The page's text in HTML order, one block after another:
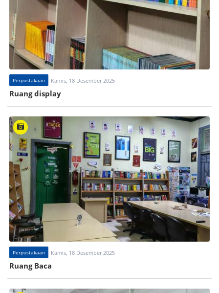
Perpustakaan Kamis, 18 Desember 2025
Ruang display
Perpustakaan Kamis, 18 Desember 2025
Ruang Baca